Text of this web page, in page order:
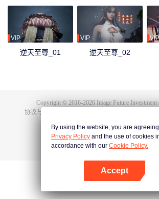
回。鸿蒙至尊亲人手下被杀，家园被夺，理念被改，就
尊也背叛了他。而且在他万世轮回中被世世灭门，直到
身上。 谭云是望月镇小贵族谭家的少爷，但鸿蒙至尊
激才能觉醒。在婚礼中，谭云撞见未婚妻与司徒家少爷
之时终于觉醒了鸿蒙至尊的记忆。 原先废柴的谭云凭借
命，拥有了神级的天赋，然后开始修炼前世的功法，快
也收获了多位风姿卓绝的佳丽。
VIP
逆天至尊_01
VIP
逆天至尊_02
VIP
Copyright © 2016-2026Image Future
协议与条款
By using the website, you are
Privacy Policy and the use of cookies
accordance with our Cookie Policy.
Accept